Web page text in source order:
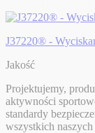
J37220® -
Jakość
Projektujemy,
aktywności
standardy
wszystkich